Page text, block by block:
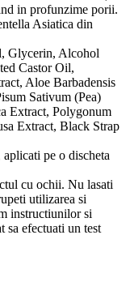
in profunzime porii.
Asiatica din
Glycerin, Alcohol
Castor Oil,
Aloe Barbadensis
Sativum (Pea)
Extract, Polygonum
Extract, Black Strap
pe o discheta
cu ochii. Nu lasati
utilizarea si
instructiunilor si
sa efectuati un test